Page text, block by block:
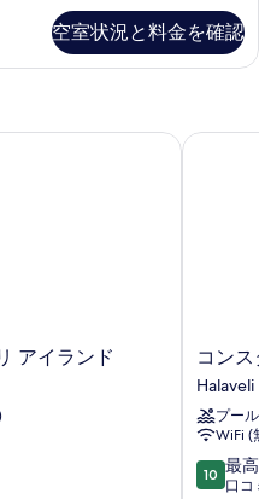
空室状況と料金を確認
アイランド
イランド
コ
ン
ス
タ
ン
ス
ハ
コン
Halaveli
プール
WiFi (
10
段
10 最
口
コンス